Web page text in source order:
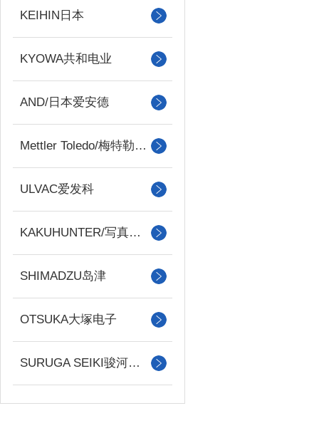
KEIHIN日本
KYOWA共和电业
AND/日本爱安德
Mettler Toledo/梅特勒托利多
ULVAC爱发科
KAKUHUNTER/写真化学
SHIMADZU岛津
OTSUKA大塚电子
SURUGA SEIKI骏河精机